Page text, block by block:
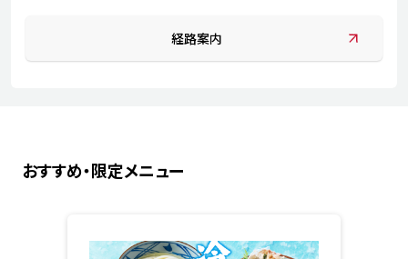
経路案内
おすすめ・限定メニュー